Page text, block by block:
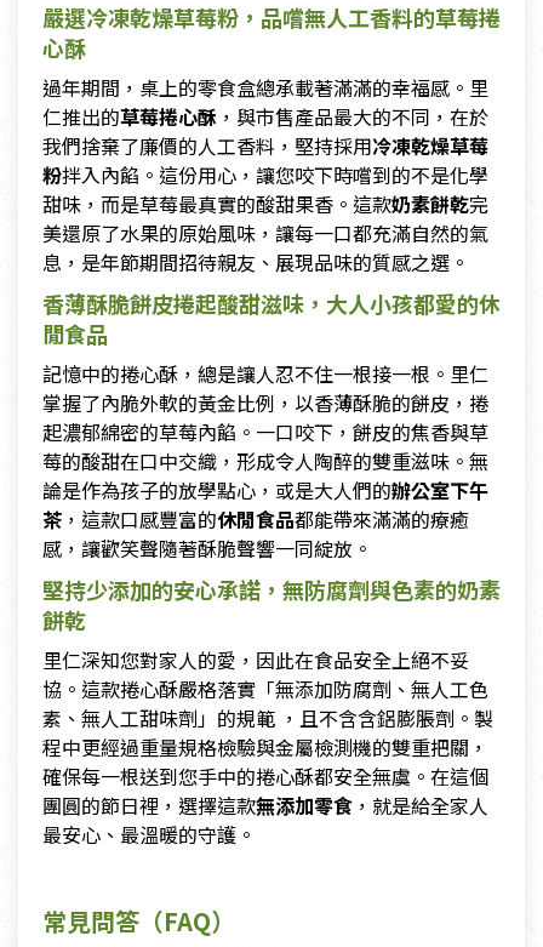
嚴選冷凍乾燥草莓粉，品嚐無人工香料的草莓捲
心酥
過年期間，桌上的零食盒總承載著滿滿的幸福感。里
仁推出的草莓捲心酥 ，與市售產品最大的不同，在於
我們捨棄了廉價的人工香料，堅持採用冷凍乾燥草莓
粉拌入內餡。這份用心，讓您咬下時嚐到的不是化學
甜味，而是草莓最真實的酸甜果香。這款奶素餅乾完
美還原了水果的原始風味，讓每一口都充滿自然的氣
息，是年節期間招待親友、展現品味的質感之選。
香薄酥脆餅皮捲起酸甜滋味，大人小孩都愛的休
閒食品
記憶中的捲心酥，總是讓人忍不住一根接一根。里仁
掌握了內脆外軟的黃金比例，以香薄酥脆的餅皮，捲
起濃郁綿密的草莓內餡。一口咬下，餅皮的焦香與草
莓的酸甜在口中交織，形成令人陶醉的雙重滋味。無
論是作為孩子的放學點心，或是大人們的辦公室下午
茶 ，這款口感豐富的休閒食品都能帶來滿滿的療癒
感，讓歡笑聲隨著酥脆聲響一同綻放。
堅持少添加的安心承諾，無防腐劑與色素的奶素
餅乾
里仁深知您對家人的愛，因此在食品安全上絕不妥
協。這款捲心酥嚴格落實「無添加防腐劑、無人工色
素、無人工甜味劑」的規範 ，且不含含鋁膨脹劑。製
程中更經過重量規格檢驗與金屬檢測機的雙重把關，
確保每一根送到您手中的捲心酥都安全無虞。在這個
團圓的節日裡，選擇這款無添加零食 ，就是給全家人
最安心、最溫暖的守護。
常見問答（FAQ）